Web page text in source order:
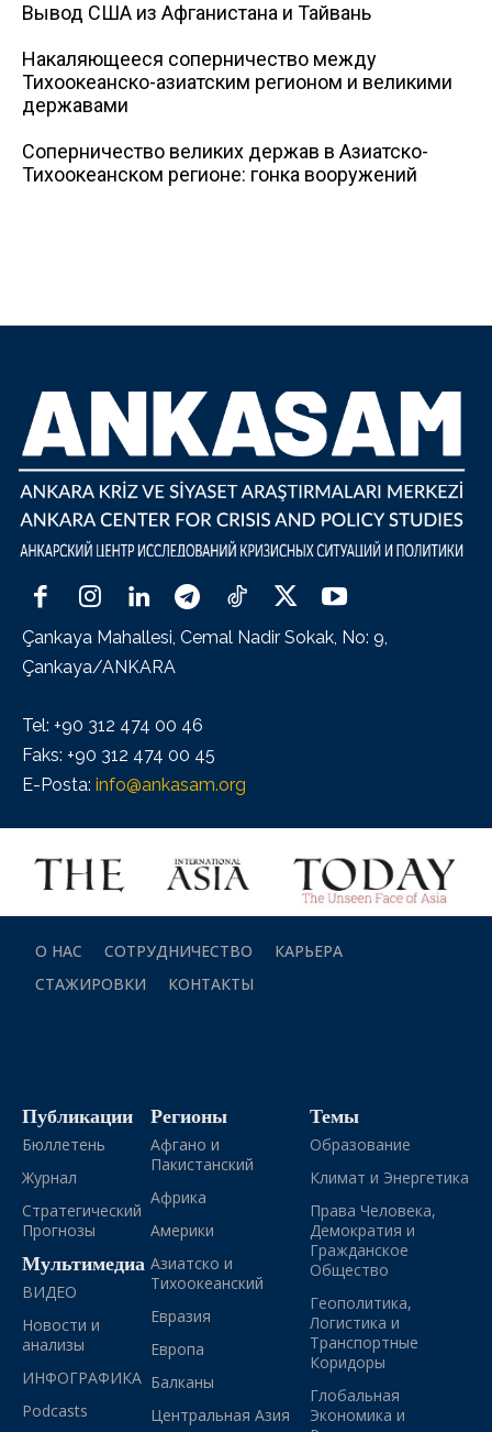
Вывод США из Афганистана и Тайвань
Накаляющееся соперничество между
Тихоокеанско-азиатским регионом и великими
державами
Соперничество великих держав в Азиатско-
Тихоокеанском регионе: гонка вооружений
Çankaya Mahallesi, Cemal Nadir Sokak, No: 9,
Çankaya/ANKARA
Tel: +90 312 474 00 46
Faks: +90 312 474 00 45
E-Posta: info@ankasam.org
О НАС СОТРУДНИЧЕСТВО
КАРЬЕРА
СТАЖИРОВКИ
КОНТАКТЫ
Публикации
Бюллетень
Журнал
Стратегический
Прогнозы
Мультимедиа
ВИДЕО
Новости и
анализы
ИНФОГРАФИКА
Podcasts
Регионы
Афгано и
Пакистанский
Африка
Америки
Азиатско и
Тихоокеанский
Евразия
Европа
Балканы
Центральная Азия
Темы
Образование
Климат и Энергетика
Права Человека,
Демократия и
Гражданское
Общество
Геополитика,
Логистика и
Транспортные
Коридоры
Глобальная
Экономика и